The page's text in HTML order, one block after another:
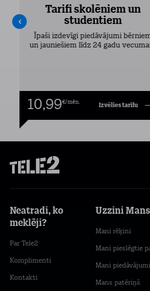
Tarifi skolēniem un
studentiem
Īpaši izdevīgi piedāvājumi
un jauniešiem līdz 24 gadu
10,99€/mēn. Izvēlies tarifu
Neatradi, ko
meklēji?
Par Tele2
Komplimenti
Kontakti
Uzzini
Mani rēķini
Mani pieslēgtie
Mani piedāvājumi
Mans patēriņš